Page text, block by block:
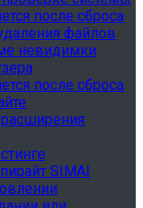
после сброса
файлов
невидимки
после сброса
SIMAI